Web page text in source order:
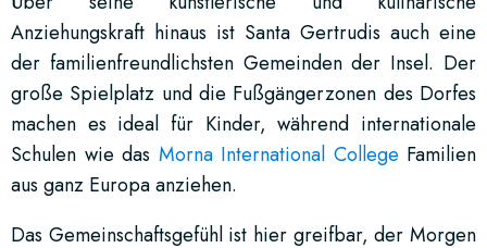
Anziehungskraft hinaus ist Santa Gertrudis auch eine
der familienfreundlichsten Gemeinden der Insel. Der
große Spielplatz und die Fußgängerzonen des Dorfes
machen es ideal für Kinder, während internationale
Schulen wie das Morna International College Familien
aus ganz Europa anziehen.
Das Gemeinschaftsgefühl ist hier greifbar, der Morgen